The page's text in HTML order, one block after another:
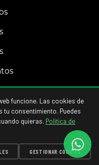
funcione. Las cookies de
tu consentimiento. Puedes
quieras. Política de
GESTIONAR COOKIES